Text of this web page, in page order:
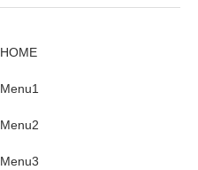
HOME
Menu1
Menu2
Menu3